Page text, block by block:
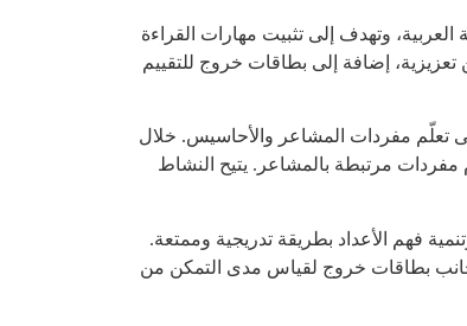
وتهدف إلى تثبيت مهارات القراءة
إضافة إلى بطاقات خروج للتقييم
تعلّم مفردات المشاعر والأحاسيس. خلال
مرتبطة بالمشاعر. يتيح النشاط
فهم الأعداد بطريقة تدريجية وممتعة.
جانب بطاقات خروج لقياس مدى التمكن من